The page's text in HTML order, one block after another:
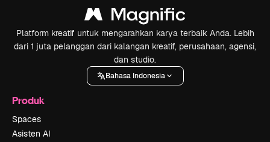
Platform kreatif untuk mengarahkan karya terbaik Anda. Lebih
dari 1 juta pelanggan dari kalangan kreatif, perusahaan, agensi,
dan studio.
Bahasa Indonesia
Produk
Spaces
Asisten AI